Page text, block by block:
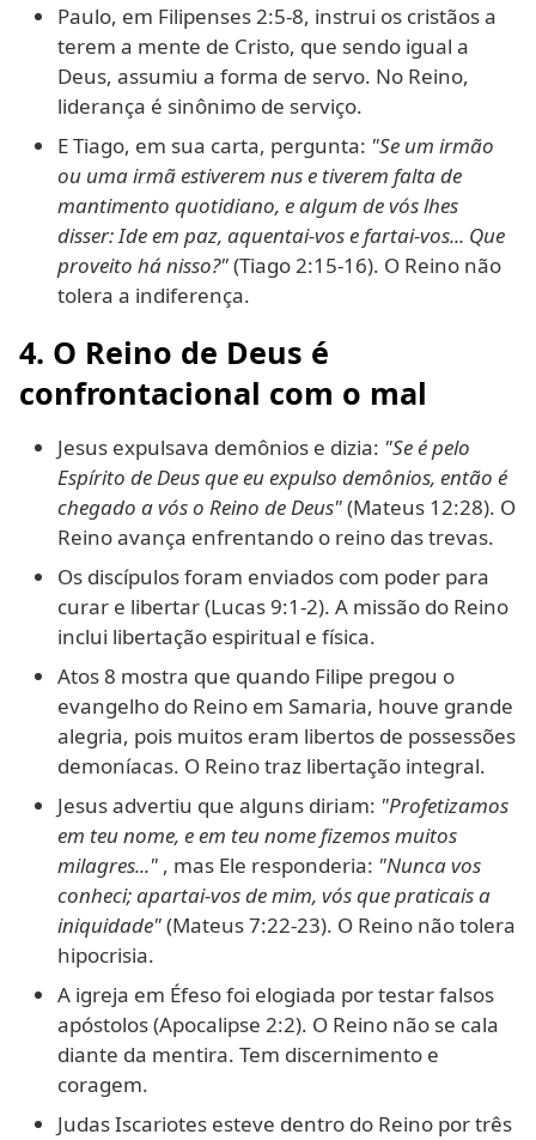
Paulo, em Filipenses 2:5-8, instrui os cristãos a
terem a mente de Cristo, que sendo igual a
Deus, assumiu a forma de servo. No Reino,
liderança é sinônimo de serviço.
E Tiago, em sua carta, pergunta: "Se um irmão
ou uma irmã estiverem nus e tiverem falta de
mantimento quotidiano, e algum de vós lhes
disser: Ide em paz, aquentai-vos e fartai-vos... Que
proveito há nisso?"(Tiago 2:15-16). O Reino não
tolera a indiferença.
4. O Reino de Deus é
confrontacional com o mal
Jesus expulsava demônios e dizia: "Se é pelo
Espírito de Deus que eu expulso demônios, então é
chegado a vós o Reino de Deus"(Mateus 12:28). O
Reino avança enfrentando o reino das trevas.
Os discípulos foram enviados com poder para
curar e libertar (Lucas 9:1-2). A missão do Reino
inclui libertação espiritual e física.
Atos 8 mostra que quando Filipe pregou o
evangelho do Reino em Samaria, houve grande
alegria, pois muitos eram libertos de possessões
demoníacas. O Reino traz libertação integral.
Jesus advertiu que alguns diriam: "Profetizamos
em teu nome, e em teu nome fizemos muitos
milagres..." , mas Ele responderia: "Nunca vos
conheci; apartai-vos de mim, vós que praticais a
iniquidade"(Mateus 7:22-23). O Reino não tolera
hipocrisia.
A igreja em Éfeso foi elogiada por testar falsos
apóstolos (Apocalipse 2:2). O Reino não se cala
diante da mentira. Tem discernimento e
coragem.
Judas Iscariotes esteve dentro do Reino por três